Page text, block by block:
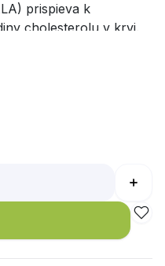
prispieva k
cholesterolu v krvi.
pri dennom príjme 2 g
srdca a k
pre tvorbu